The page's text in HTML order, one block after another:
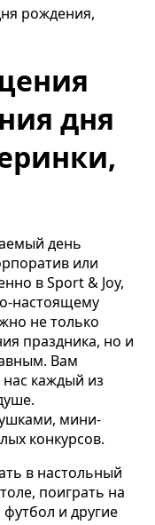
рождения,
дня
день
или
в Sport & Joy,
настоящему
не только
праздника, но и
Вам
нас каждый из
мини-
конкурсов.
в настольный
поиграть на
и другие